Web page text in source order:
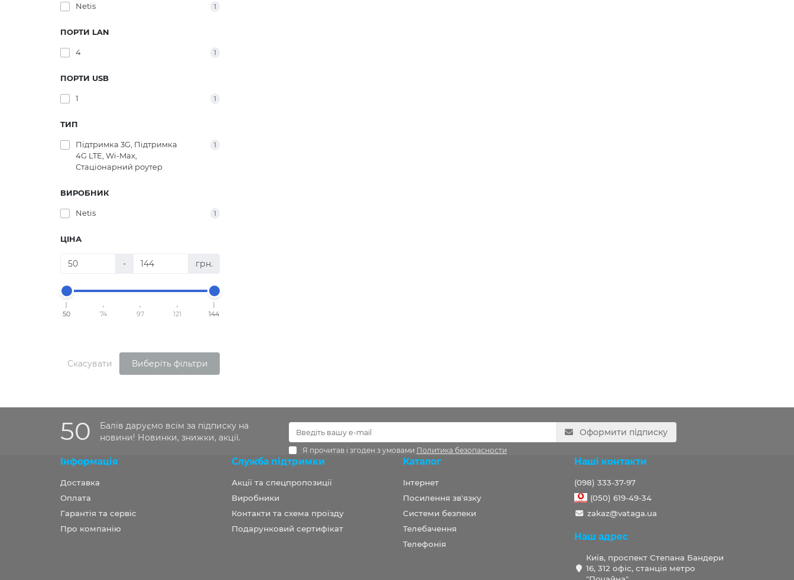
Netis 1
ПОРТИ LAN
4 1
ПОРТИ USB
1 1
ТИП
Підтримка 3G, Підтримка
4G LTE, Wi-Max,
Стаціонарний роутер
1
ВИРОБНИК
Netis 1
ЦІНА
- грн.
50 74 97 121 144
Скасувати Виберіть фільтри
50
Балів даруємо всім за підписку на
новини! Новинки, знижки, акції.
Оформити підписку
Я прочитав і згоден з умовами Политика безопасности
Інформація
Доставка
Оплата
Гарантія та сервіс
Про компанію
Служба підтримки
Акції та спецпропозиції
Виробники
Контакти та схема проїзду
Подарунковий сертифікат
Каталог
Інтернет
Посилення зв'язку
Системи безпеки
Телебачення
Телефонія
Наші контакти
(098) 333-37-97
(050) 619-49-34
zakaz@vataga.ua
Наш адрес
Київ, проспект Степана Бандери
16, 312 офіс, станція метро